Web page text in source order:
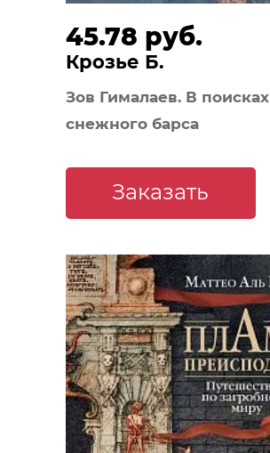
45.78 руб.
Крозье Б.
Зов Гималаев. В поисках
снежного барса
Заказать